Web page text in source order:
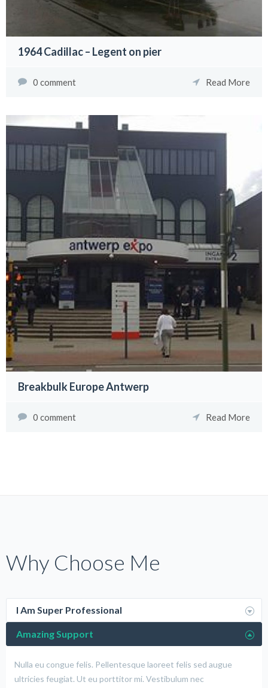
1964 Cadillac – Legent on pier
0 comment Read More
Breakbulk Europe Antwerp
0 comment Read More
Why Choose Me
I Am Super Professional
Amazing Support
Nulla eu congue felis. Pellentesque laoreet felis sed augue
ultricies feugiat. Ut eu porttitor mi. Vestibulum nec